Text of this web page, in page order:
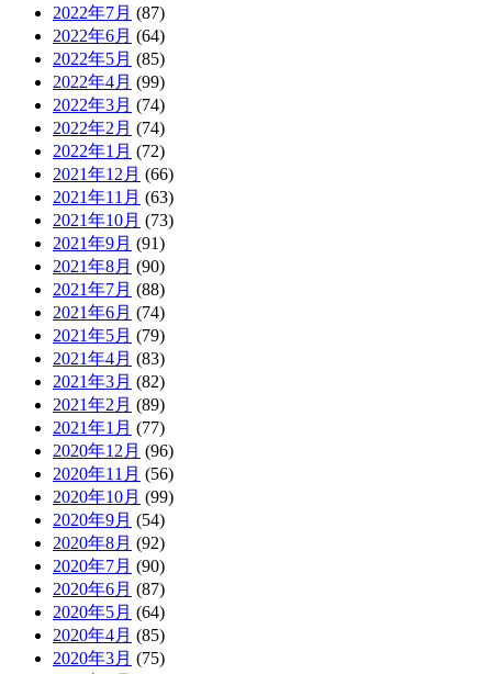
2022年7月 (87)
2022年6月 (64)
2022年5月 (85)
2022年4月 (99)
2022年3月 (74)
2022年2月 (74)
2022年1月 (72)
2021年12月 (66)
2021年11月 (63)
2021年10月 (73)
2021年9月 (91)
2021年8月 (90)
2021年7月 (88)
2021年6月 (74)
2021年5月 (79)
2021年4月 (83)
2021年3月 (82)
2021年2月 (89)
2021年1月 (77)
2020年12月 (96)
2020年11月 (56)
2020年10月 (99)
2020年9月 (54)
2020年8月 (92)
2020年7月 (90)
2020年6月 (87)
2020年5月 (64)
2020年4月 (85)
2020年3月 (75)